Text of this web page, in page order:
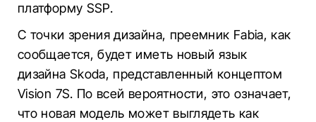
платформу SSP.
С точки зрения дизайна, преемник Fabia, как
сообщается, будет иметь новый язык
дизайна Skoda, представленный концептом
Vision 7S. По всей вероятности, это означает,
что новая модель может выглядеть как